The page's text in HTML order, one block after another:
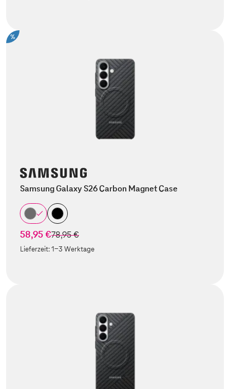
%
Samsung Galaxy S26 Carbon Magnet Case
58,95 €statt
78,95 €
Lieferzeit:1-3 Werktage